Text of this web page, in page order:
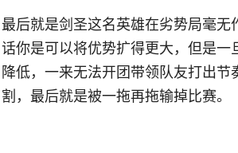
最后就是剑圣这名英雄在劣势局毫
话你是可以将优势扩得更大，但是
降低，一来无法开团带领队友打出
割，最后就是被一拖再拖输掉比赛。